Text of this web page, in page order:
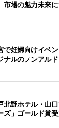
場の魅力未来に
で妊婦向けイベ
ナルのノンアル
北野ホテル・山
ズ」ゴールド賞